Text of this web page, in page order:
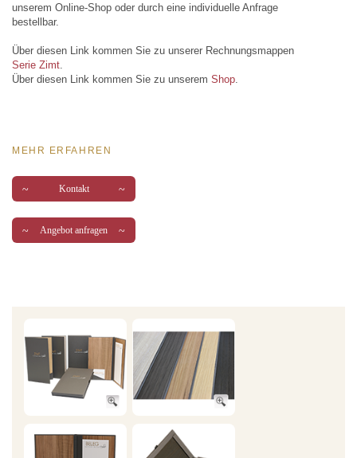
unserem Online-Shop oder durch eine individuelle Anfrage
bestellbar.
Über diesen Link kommen Sie zu unserer Rechnungsmappen
Serie Zimt
Über diesen Link kommen Sie zu unserem Shop
MEHR ERFAHREN
~ Kontakt ~
~ Angebot anfragen ~